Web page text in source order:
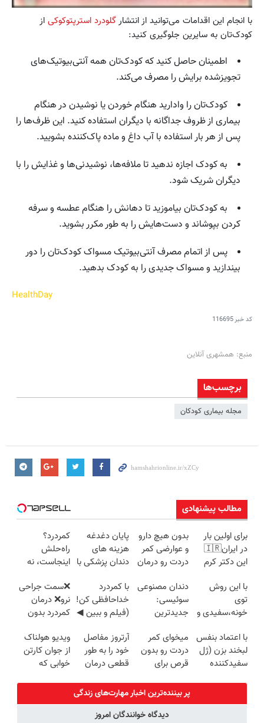
با انجام این اقدامات می‌توانید از انتشارگلودرد استرپتوکوکی از
کودک‌تان به سایرین جلوگیری کنید:
اطمینان حاصل کنید که کودک‌تان همه آنتی‌بیوتیک‌های
تجویز‌شده برایش را مصرف می‌کند.
کودک‌تان را وادارید هنگام خوردن یا نوشیدن در هنگام
بیماری از ظروف جداگانه با دیگران استفاده کنید. این ظرف‌ها را
پس از هر بار استفاده با آب داغ و ماده پاک‌کننده بشویید.
به کودک اجازه ندهید تا ملافه‌‌ها، نوشیدنی‌ها و غذایش را با
دیگران شریک شود.
به کودک‌تان بیاموزید تا دهانش را هنگام عطسه و سرفه
کردن بپوشاند و دست‌هایش را به طور مکرر بشوید.
پس از اتمام مصرف آنتی‌‌بیوتیک مسواک کودک‌تان را دور
بیندازید و مسواک جدیدی را به کودک بدهید.
HealthDay
کد خبر116695
منبع: همشهری آنلاین
برچسب‌ها
مجله بیماری کودکان
مطالب پیشنهادی
برای اولین بار
در ایران🇮🇷
این دکتر کرم
روزه ساخت!
بدون هیچ دارو
و عوارضی کمر
دردت رو درمان
(پرسش‌نامه)
پایان دغدغه
هزینه های
دندان پزشکی با
کننده خانگی
کمردرد؟
راه‌حلش
اینجاست، نه
با این روش
توی
خونه،سفیدی و
برگردون
(40%off)
دندان مصنوعی
سوئیسی:
جدیدترین
سبک و مقاوم |
پرداخت قسطی
با کمردرد
خداحافظی کن!
(فیلم و ببین ◀
پرکن)
❌سمت جراحی
نرو❌ درمان
کمردرد بدون
با اعتماد بنفس
لبخند بزن (ژل
سفیدکننده
میخوای کمر
دردت رو بدون
قرص برای
کنی؟
(◂پرسش‌نامه
رو پر کن)
آرتروز مفاصل
خود را به طور
قطعی درمان
◗پرسش‌نامه◖
ویدیو هولناک
از جوان کارتن
خوابی که
پر بیننده‌ترین اخبار مهارت‌های زندگی
دیدگاه خوانندگان امروز